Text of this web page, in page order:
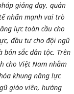
giảng dạy, quản
nhấn mạnh vai trò
lực toàn cầu cho
đầu tư cho đội ngũ
sắc dân tộc. Trên
cho Việt Nam nhằm
khung năng lực
giáo viên, hướng